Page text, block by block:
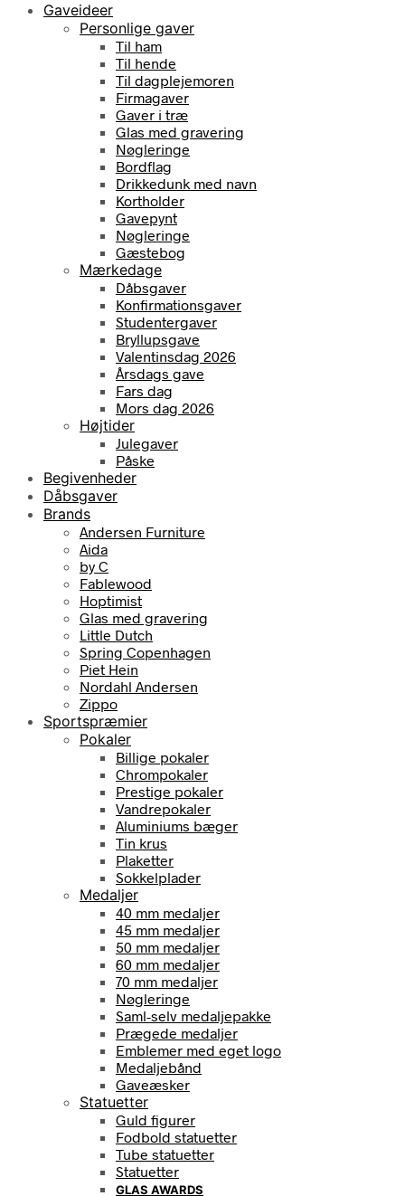
Gaveideer
Personlige gaver
Til ham
Til hende
Til dagplejemoren
Firmagaver
Gaver i træ
Glas med gravering
Nøgleringe
Bordflag
Drikkedunk med navn
Kortholder
Gavepynt
Nøgleringe
Gæstebog
Mærkedage
Dåbsgaver
Konfirmationsgaver
Studentergaver
Bryllupsgave
Valentinsdag 2026
Årsdags gave
Fars dag
Mors dag 2026
Højtider
Julegaver
Påske
Begivenheder
Dåbsgaver
Brands
Andersen Furniture
Aida
by C
Fablewood
Hoptimist
Glas med gravering
Little Dutch
Spring Copenhagen
Piet Hein
Nordahl Andersen
Zippo
Sportspræmier
Pokaler
Billige pokaler
Chrompokaler
Prestige pokaler
Vandrepokaler
Aluminiums bæger
Tin krus
Plaketter
Sokkelplader
Medaljer
40 mm medaljer
45 mm medaljer
50 mm medaljer
60 mm medaljer
70 mm medaljer
Nøgleringe
Saml-selv medaljepakke
Prægede medaljer
Emblemer med eget logo
Medaljebånd
Gaveæsker
Statuetter
Guld figurer
Fodbold statuetter
Tube statuetter
Statuetter
GLAS AWARDS